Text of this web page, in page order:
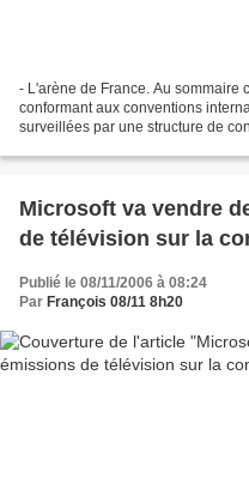
- L'arène de France. Au sommaire
conformant aux conventions
surveillées par une structure de
Microsoft va vendre
de télévision sur la
Publié le 08/11/2006 à 08:24
Par François 08/11 8h20